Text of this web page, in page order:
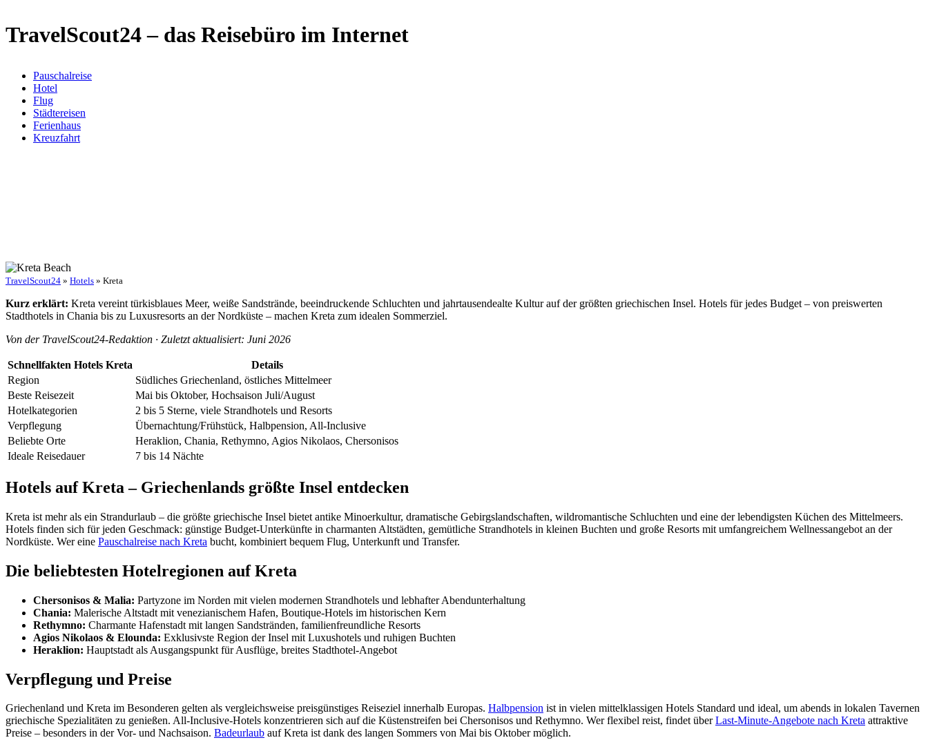
TravelScout24 – das Reisebüro im Internet
Pauschalreise
Hotel
Flug
Städtereisen
Ferienhaus
Kreuzfahrt
TravelScout24 » Hotels » Kreta
Kurz erklärt: Kreta vereint türkisblaues Meer, weiße Sandstrände, beeindruckende Schluchten und jahrtausendealte Kultur auf der größten griechischen Insel. Hotels für jedes Budget – von preiswerten
Stadthotels in Chania bis zu Luxusresorts an der Nordküste – machen Kreta zum idealen Sommerziel.
Von der TravelScout24-Redaktion · Zuletzt aktualisiert: Juni 2026
Schnellfakten Hotels Kreta
Details
Region
Südliches Griechenland, östliches Mittelmeer
Beste Reisezeit
Mai bis Oktober, Hochsaison Juli/August
Hotelkategorien
2 bis 5 Sterne, viele Strandhotels und Resorts
Verpflegung
Übernachtung/Frühstück, Halbpension, All-Inclusive
Beliebte Orte
Heraklion, Chania, Rethymno, Agios Nikolaos, Chersonisos
Ideale Reisedauer
7 bis 14 Nächte
Hotels auf Kreta – Griechenlands größte Insel entdecken
Kreta ist mehr als ein Strandurlaub – die größte griechische Insel bietet antike Minoerkultur, dramatische Gebirgslandschaften, wildromantische Schluchten und eine der lebendigsten Küchen des Mittelmeers.
Hotels finden sich für jeden Geschmack: günstige Budget-Unterkünfte in charmanten Altstädten, gemütliche Strandhotels in kleinen Buchten und große Resorts mit umfangreichem Wellnessangebot an der
Nordküste. Wer eine Pauschalreise nach Kreta bucht, kombiniert bequem Flug, Unterkunft und Transfer.
Die beliebtesten Hotelregionen auf Kreta
Chersonisos & Malia: Partyzone im Norden mit vielen modernen Strandhotels und lebhafter Abendunterhaltung
Chania: Malerische Altstadt mit venezianischem Hafen, Boutique-Hotels im historischen Kern
Rethymno: Charmante Hafenstadt mit langen Sandstränden, familienfreundliche Resorts
Agios Nikolaos & Elounda: Exklusivste Region der Insel mit Luxushotels und ruhigen Buchten
Heraklion: Hauptstadt als Ausgangspunkt für Ausflüge, breites Stadthotel-Angebot
Verpflegung und Preise
Griechenland und Kreta im Besonderen gelten als vergleichsweise preisgünstiges Reiseziel innerhalb Europas. Halbpension ist in vielen mittelklassigen Hotels Standard und ideal, um abends in lokalen Tavernen
griechische Spezialitäten zu genießen. All-Inclusive-Hotels konzentrieren sich auf die Küstenstreifen bei Chersonisos und Rethymno. Wer flexibel reist, findet überLast-Minute-Angebote nach Kreta attraktive
Preise – besonders in der Vor- und Nachsaison. Badeurlaub auf Kreta ist dank des langen Sommers von Mai bis Oktober möglich.